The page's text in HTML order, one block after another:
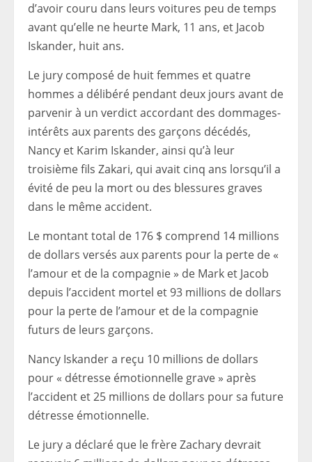
d’avoir couru dans leurs voitures peu de temps
avant qu’elle ne heurte Mark, 11 ans, et Jacob
Iskander, huit ans.
Le jury composé de huit femmes et quatre
hommes a délibéré pendant deux jours avant de
parvenir à un verdict accordant des dommages-
intérêts aux parents des garçons décédés,
Nancy et Karim Iskander, ainsi qu’à leur
troisième fils Zakari, qui avait cinq ans lorsqu’il a
évité de peu la mort ou des blessures graves
dans le même accident.
Le montant total de 176 $ comprend 14 millions
de dollars versés aux parents pour la perte de «
l’amour et de la compagnie » de Mark et Jacob
depuis l’accident mortel et 93 millions de dollars
pour la perte de l’amour et de la compagnie
futurs de leurs garçons.
Nancy Iskander a reçu 10 millions de dollars
pour « détresse émotionnelle grave » après
l’accident et 25 millions de dollars pour sa future
détresse émotionnelle.
Le jury a déclaré que le frère Zachary devrait